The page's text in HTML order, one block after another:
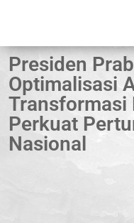
Presiden
Optimalisasi
Transformasi
Perkuat
Nasional